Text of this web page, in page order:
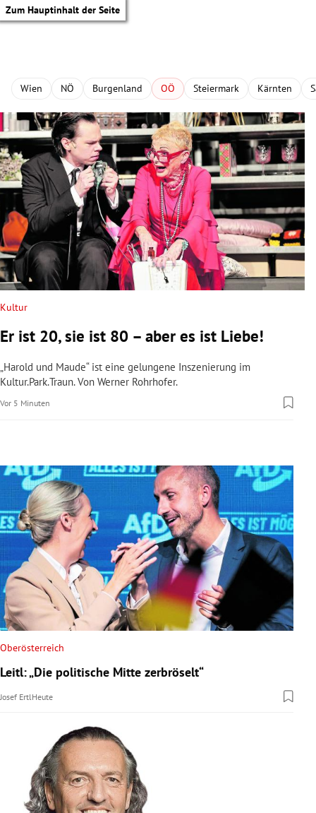
Zum Hauptinhalt der Seite
Untermenü
Untermenü
Untermenü
Untermenü
Untermenü
Untermenü
Untermenü
Untermenü
Wien NÖ Burgenland OÖ Steiermark Kärnten
Kultur
Er ist 20, sie ist 80 – aber es ist Liebe!
„Harold und Maude“ ist eine gelungene Inszenierung im
Kultur.Park.Traun. Von Werner Rohrhofer.
Vor 5 Minuten
Oberösterreich
Leitl: „Die politische Mitte zerbröselt“
Josef Ertl Heute